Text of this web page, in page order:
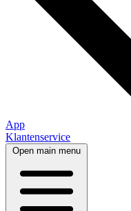
App
Klantenservice
Open main menu